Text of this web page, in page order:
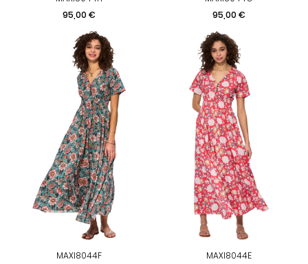
Prix
95,00 €
Prix
95,00 €
MAXI8044F
MAXI8044E